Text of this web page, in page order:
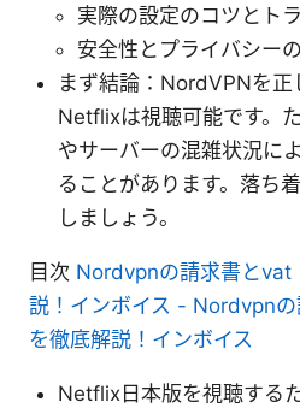
実際の設定のコツとト
安全性とプライバシー
まず結論：NordVPNを正
Netflixは視聴可能です。
やサーバーの混雑状況に
ることがあります。落ち
しましょう。
目次 Nordvpnの請求書とvat
説！インボイス - Nordvpnの
を徹底解説！インボイス
Netflix日本版を視聴する